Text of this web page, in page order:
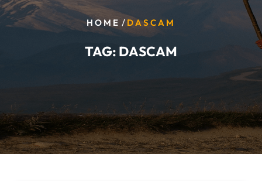
HOME / DASCAM
TAG: DASCAM